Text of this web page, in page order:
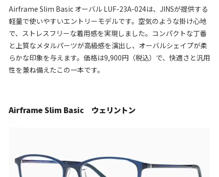
Airframe Slim Basic オーバル LUF-23A-024は、JINSが提供する
軽量で使いやすいエントリーモデルです。空気のような掛け心地
で、ストレスフリーな着用感を実現しました。コンパクトな丁番
と上質なメタルパーツが高級感を演出し、オーバルシェイプが柔
らかな印象を与えます。価格は9,900円（税込）で、快適さと汎用
性を兼ね備えたこの一本です。
Airframe Slim Basic ウェリントン